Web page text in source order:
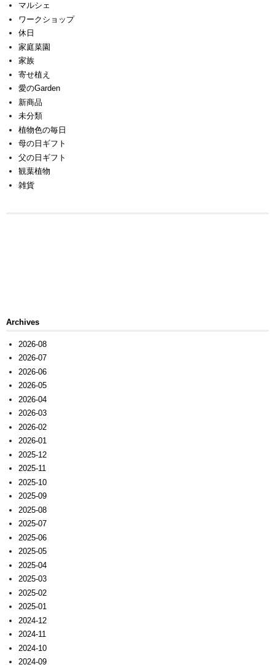
マルシェ
ワークショップ
休日
家庭菜園
家族
寄せ植え
愛のGarden
新商品
未分類
植物色の毎日
母の日ギフト
父の日ギフト
観葉植物
雑貨
Archives
2026-08
2026-07
2026-06
2026-05
2026-04
2026-03
2026-02
2026-01
2025-12
2025-11
2025-10
2025-09
2025-08
2025-07
2025-06
2025-05
2025-04
2025-03
2025-02
2025-01
2024-12
2024-11
2024-10
2024-09